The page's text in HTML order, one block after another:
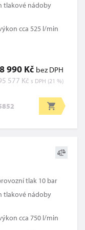
tlakové nádoby
cca 525 l/min
990 Kč bez DPH
577 Kč s DPH (21 %)
tlak 10 bar
tlakové nádoby
cca 750 l/min